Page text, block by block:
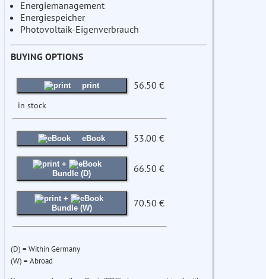
Energiemanagement
Energiespeicher
Photovoltaik-Eigenverbrauch
BUYING OPTIONS
print 56.50 €
in stock
eBook 53.00 €
+
Bundle (D)
66.50 €
+
Bundle (W)
70.50 €
(D) = Within Germany
(W) = Abroad